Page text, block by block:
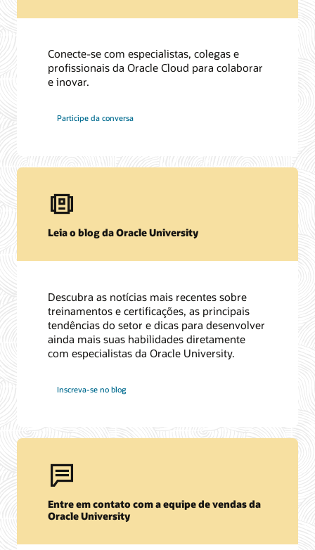
Conecte-se com especialistas, colegas e
profissionais da Oracle Cloud para colaborar
e inovar.
Participe da conversa
Leia o blog da Oracle University
Descubra as notícias mais recentes sobre
treinamentos e certificações, as principais
tendências do setor e dicas para desenvolver
ainda mais suas habilidades diretamente
com especialistas da Oracle University.
Inscreva-se no blog
Entre em contato com a equipe de vendas da
Oracle University